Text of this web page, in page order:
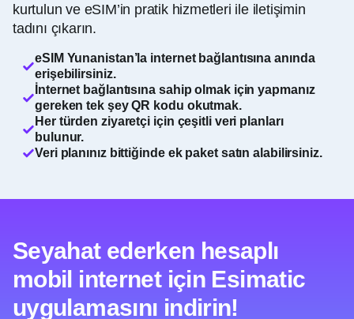
kurtulun ve eSIM’in pratik hizmetleri ile iletişimin
tadını çıkarın.
eSIM Yunanistan’la internet bağlantısına anında
erişebilirsiniz.
İnternet bağlantısına sahip olmak için yapmanız
gereken tek şey QR kodu okutmak.
Her türden ziyaretçi için çeşitli veri planları
bulunur.
Veri planınız bittiğinde ek paket satın alabilirsiniz.
Seyahat ederken hesaplı
mobil internet için Esimatic
uygulamasını indirin!